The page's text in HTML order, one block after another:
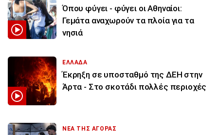
Όπου φύγει - φύγει οι Αθηναίοι:
Γεμάτα αναχωρούν τα πλοία για τα
νησιά
ΕΛΛΑΔΑ
Έκρηξη σε υποσταθμό της ΔΕΗ στην
Άρτα - Στο σκοτάδι πολλές περιοχές
ΝΕΑ ΤΗΣ ΑΓΟΡΑΣ